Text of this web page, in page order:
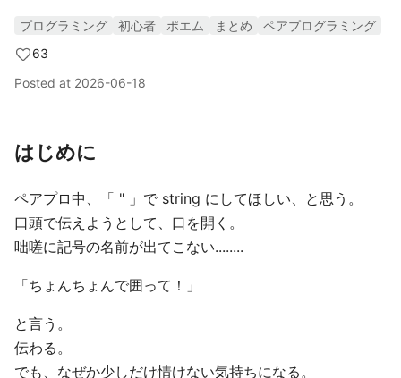
プログラミング 初心者 ポエム まとめ
ペアプログラミング
63
Posted at 2026-06-18
はじめに
ペアプロ中、「 " 」で string にしてほしい、と思う。
口頭で伝えようとして、口を開く。
咄嗟に記号の名前が出てこない........
「ちょんちょんで囲って！」
と言う。
伝わる。
でも、なぜか少しだけ情けない気持ちになる。